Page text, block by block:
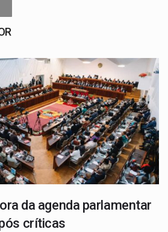
da agenda parlamentar
críticas